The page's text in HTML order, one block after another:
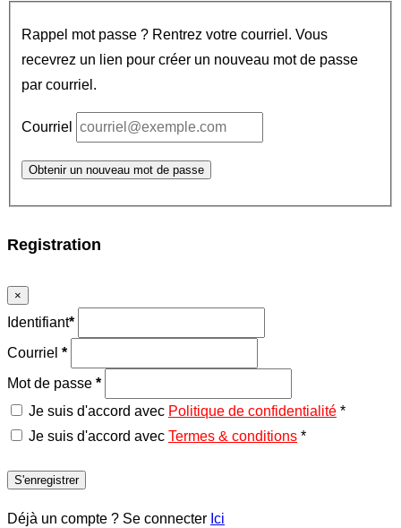
Rappel mot passe ? Rentrez votre courriel. Vous
recevrez un lien pour créer un nouveau mot de passe
par courriel.
Courriel
Obtenir un nouveau mot de passe
Registration
×
Identifiant*
Courriel *
Mot de passe *
Je suis d'accord avec Politique de confidentialité *
Je suis d'accord avec Termes & conditions *
S'enregistrer
Déjà un compte ? Se connecter Ici